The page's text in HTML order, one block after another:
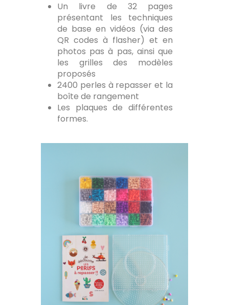
Un livre de 32 pages
présentant les techniques
de base en vidéos (via des
QR codes à flasher) et en
photos pas à pas, ainsi que
les grilles des modèles
proposés
2400 perles à repasser et la
boîte de rangement
Les plaques de différentes
formes.